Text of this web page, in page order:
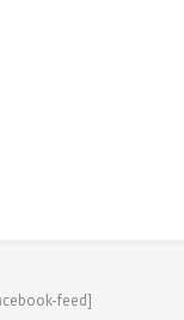
feed]